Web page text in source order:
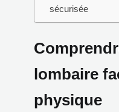
sécurisée
lombaire
physique